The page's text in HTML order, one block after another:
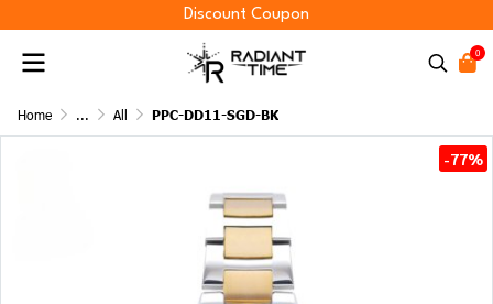
Discount Coupon
0
Home ... All PPC-DD11-SGD-BK
-77%